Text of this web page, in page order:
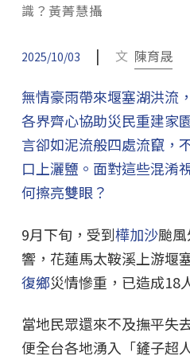
識？黃菁慧攝
2025/10/03 | 文 陳育晟
無情豪雨帶來堰塞湖洪流
各界齊心協助災民重建家
言卻如泥流般四處流竄，
口上灑鹽。面對這些混淆
何擦亮雙眼？
9月下旬，受到樺加沙颱
響，花蓮馬太鞍溪上游堰
復鄉災情慘重，已造成18
當地民眾還來不及撫平失
便全台各地湧入「鏟子超